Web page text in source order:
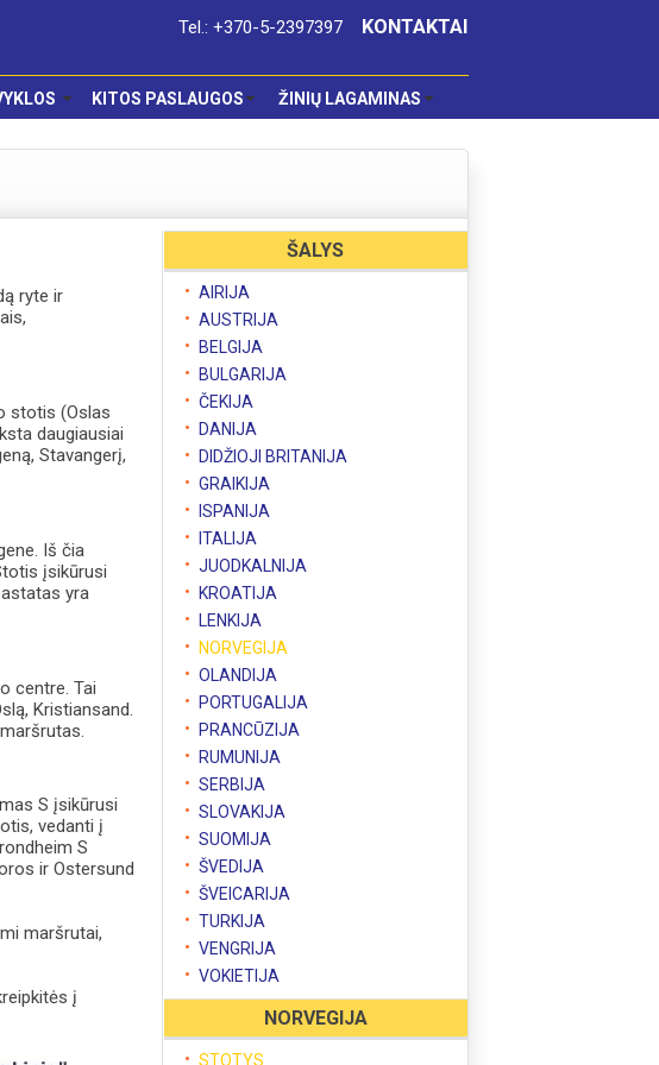
Tel.: +370-5-2397397 KONTAKTAI
KITOS PASLAUGOS ŽINIŲ LAGAMINAS
ryte ir
stotis (Oslas
daugiausiai
Stavangerį,
Iš čia
įsikūrusi
yra
centre. Tai
Kristiansand.
S įsikūrusi
vedanti į
S
ir Ostersund
maršrutai,
į
ŠALYS
AIRIJA
AUSTRIJA
BELGIJA
BULGARIJA
ČEKIJA
DANIJA
DIDŽIOJI BRITANIJA
GRAIKIJA
ISPANIJA
ITALIJA
JUODKALNIJA
KROATIJA
LENKIJA
NORVEGIJA
OLANDIJA
PORTUGALIJA
PRANCŪZIJA
RUMUNIJA
SERBIJA
SLOVAKIJA
SUOMIJA
ŠVEDIJA
ŠVEICARIJA
TURKIJA
VENGRIJA
VOKIETIJA
NORVEGIJA
STOTYS